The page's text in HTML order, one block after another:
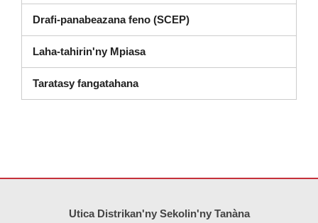
Drafi-panabeazana feno (SCEP)
Laha-tahirin'ny Mpiasa
Taratasy fangatahanasora-baventy (sokafy anaty
Utica Distrikan'ny Sekolin'ny Tanàna